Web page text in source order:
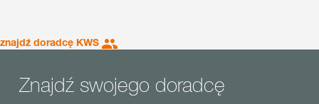
znajdź doradcę KWS
Znajdź swojego doradcę